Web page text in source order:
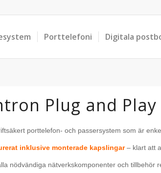
Porttelefoni Digitala
Plug and Play
porttelefon- och passersystem som är
inklusive monterade kapslingar– klart att
nödvändiga nätverkskomponenter och tillbehör